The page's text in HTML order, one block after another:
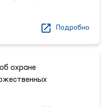
Подробно
охране